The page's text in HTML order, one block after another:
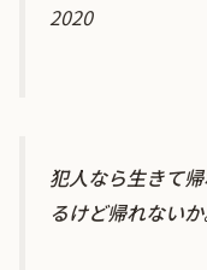
2020
犯人なら生きて
るけど帰れないか